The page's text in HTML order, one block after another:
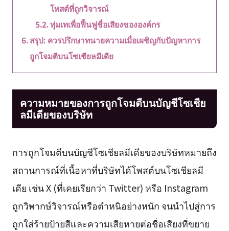
โพสต์ที่ถูกวิจารณ์
ทุ่มเทเพื่อฟื้นฟูชื่อเสียงขององค์กร
สรุป: ควรปรึกษาทนายความเมื่อเผชิญกับปัญหาการ
ถูกโจมตีบนโซเชียลมีเดีย
ความหมายของการถูกโจมตีบนบัญชีโซเชีย
ลมีเดียของบริษัท
การถูกโจมตีบนบัญชีโซเชียลมีเดียของบริษัทหมายถึง
สถานการณ์ที่เนื้อหาที่บริษัทได้โพสต์บนโซเชียลมี
เดีย เช่น X (ที่เคยเรียกว่า Twitter) หรือ Instagram
ถูกวิพากษ์วิจารณ์หรือตำหนิอย่างหนัก จนนำไปสู่การ
ถูกใส่ร้ายป้ายสีและความเสียหายต่อชื่อเสียงที่ขยาย